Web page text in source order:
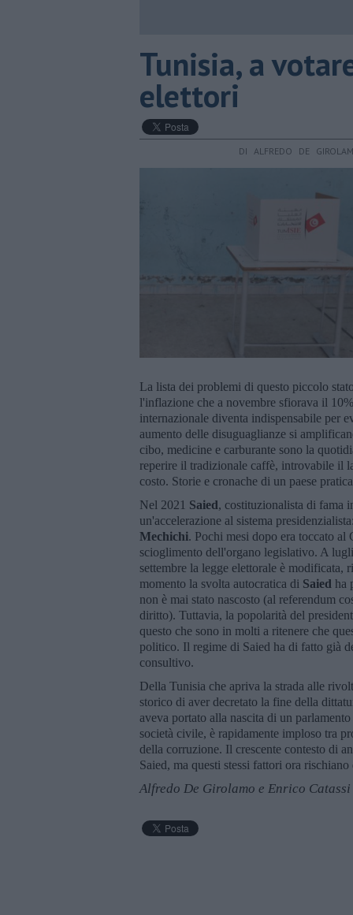
Tunisia, a
elettori
DI ALFREDO DE
La lista dei problemi di questo piccolo
l'inflazione che a novembre sfiorava il
internazionale diventa indispensabile per
aumento delle disuguaglianze si
cibo, medicine e carburante sono la
reperire il tradizionale caffè, introvabile il
costo. Storie e cronache di un paese
Nel 2021 Saied, costituzionalista di fama
un'accelerazione al sistema
Mechichi. Pochi mesi dopo era toccato al
scioglimento dell'organo legislativo. A
settembre la legge elettorale è
momento la svolta autocratica di Saied ha
non è mai stato nascosto (al referendum
diritto). Tuttavia, la popolarità del
questo che sono in molti a ritenere che
politico. Il regime di Saied ha di fatto già
consultivo.
Della Tunisia che apriva la strada alle
storico di aver decretato la fine della
aveva portato alla nascita di un
società civile, è rapidamente imploso tra
della corruzione. Il crescente contesto di
Saied, ma questi stessi fattori ora
Alfredo De Girolamo e Enrico Catassi